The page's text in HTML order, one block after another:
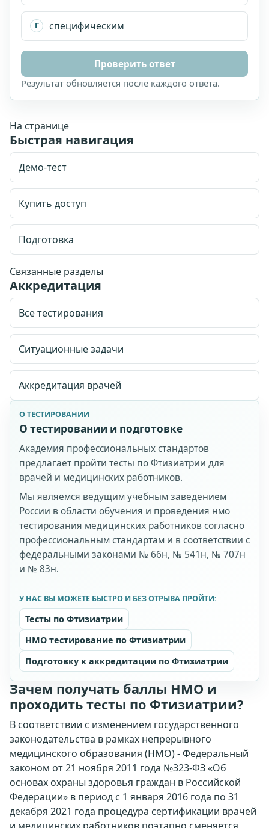
календарных дней.
Принимаюпубличную оферту
Согласен на обработку персональных данных и
ознакомлен ссогласиеми
персональных данных
Купить доступ
Г специфическим
Проверить ответ
Результат обновляется после каждого ответа.
На странице
Быстрая навигация
Демо-тест
Купить доступ
Подготовка
Связанные разделы
Аккредитация
Все тестирования
Ситуационные задачи
Аккредитация врачей
О ТЕСТИРОВАНИИ
О тестировании и подготовке
Академия профессиональных стандартов
предлагает пройти тесты по Фтизиатрии для
врачей и медицинских работников.
Мы являемся ведущим учебным заведением
России в области обучения и проведения нмо
тестирования медицинских работников согласно
профессиональным стандартам и в соответствии с
федеральными законами № 66н, № 541н, № 707н
и № 83н.
У НАС ВЫ МОЖЕТЕ БЫСТРО И БЕЗ ОТРЫВА ПРОЙТИ:
Тесты по Фтизиатрии
НМО тестирование по Фтизиатрии
Подготовку к аккредитации по Фтизиатрии
Зачем получать баллы НМО и
проходить тесты по Фтизиатрии?
В соответствии с изменением государственного
законодательства в рамках непрерывного
медицинского образования (НМО) - Федеральный
законом от 21 ноября 2011 года №323-ФЗ «Об
основах охраны здоровья граждан в Российской
Федерации» в период с 1 января 2016 года по 31
декабря 2021 года процедура сертификации врачей